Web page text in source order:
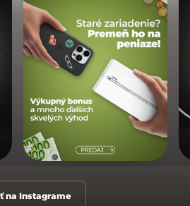
na Instagrame